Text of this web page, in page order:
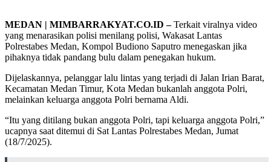
MEDAN | MIMBARRAKYAT.CO.ID –Terkait viralnya video
yang menarasikan polisi menilang polisi, Wakasat Lantas
Polrestabes Medan, Kompol Budiono Saputro menegaskan jika
pihaknya tidak pandang bulu dalam penegakan hukum.
Dijelaskannya, pelanggar lalu lintas yang terjadi di Jalan Irian Barat,
Kecamatan Medan Timur, Kota Medan bukanlah anggota Polri,
melainkan keluarga anggota Polri bernama Aldi.
“Itu yang ditilang bukan anggota Polri, tapi keluarga anggota Polri,”
ucapnya saat ditemui di Sat Lantas Polrestabes Medan, Jumat
(18/7/2025).